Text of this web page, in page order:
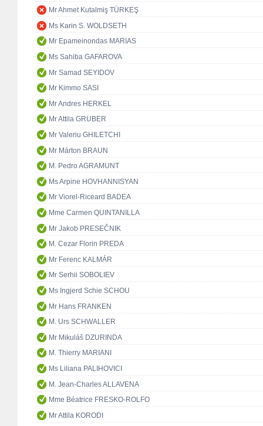
Mr Ahmet Kutalmiş TÜRKEŞ
Ms Karin S. WOLDSETH
Mr Epameinondas MARIAS
Ms Sahiba GAFAROVA
Mr Samad SEYIDOV
Mr Kimmo SASI
Mr Andres HERKEL
Mr Attila GRUBER
Mr Valeriu GHILETCHI
Mr Márton BRAUN
M. Pedro AGRAMUNT
Ms Arpine HOVHANNISYAN
Mr Viorel-Riceard BADEA
Mme Carmen QUINTANILLA
Mr Jakob PRESEČNIK
M. Cezar Florin PREDA
Mr Ferenc KALMÁR
Mr Serhii SOBOLIEV
Ms Ingjerd Schie SCHOU
Mr Hans FRANKEN
M. Urs SCHWALLER
Mr Mikuláš DZURINDA
M. Thierry MARIANI
Ms Liliana PALIHOVICI
M. Jean-Charles ALLAVENA
Mme Béatrice FRESKO-ROLFO
Mr Attila KORODI